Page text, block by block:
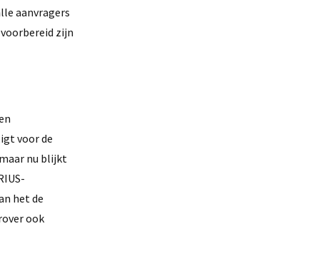
aanvragers
zijn
voor de
nu blijkt
het de
ook